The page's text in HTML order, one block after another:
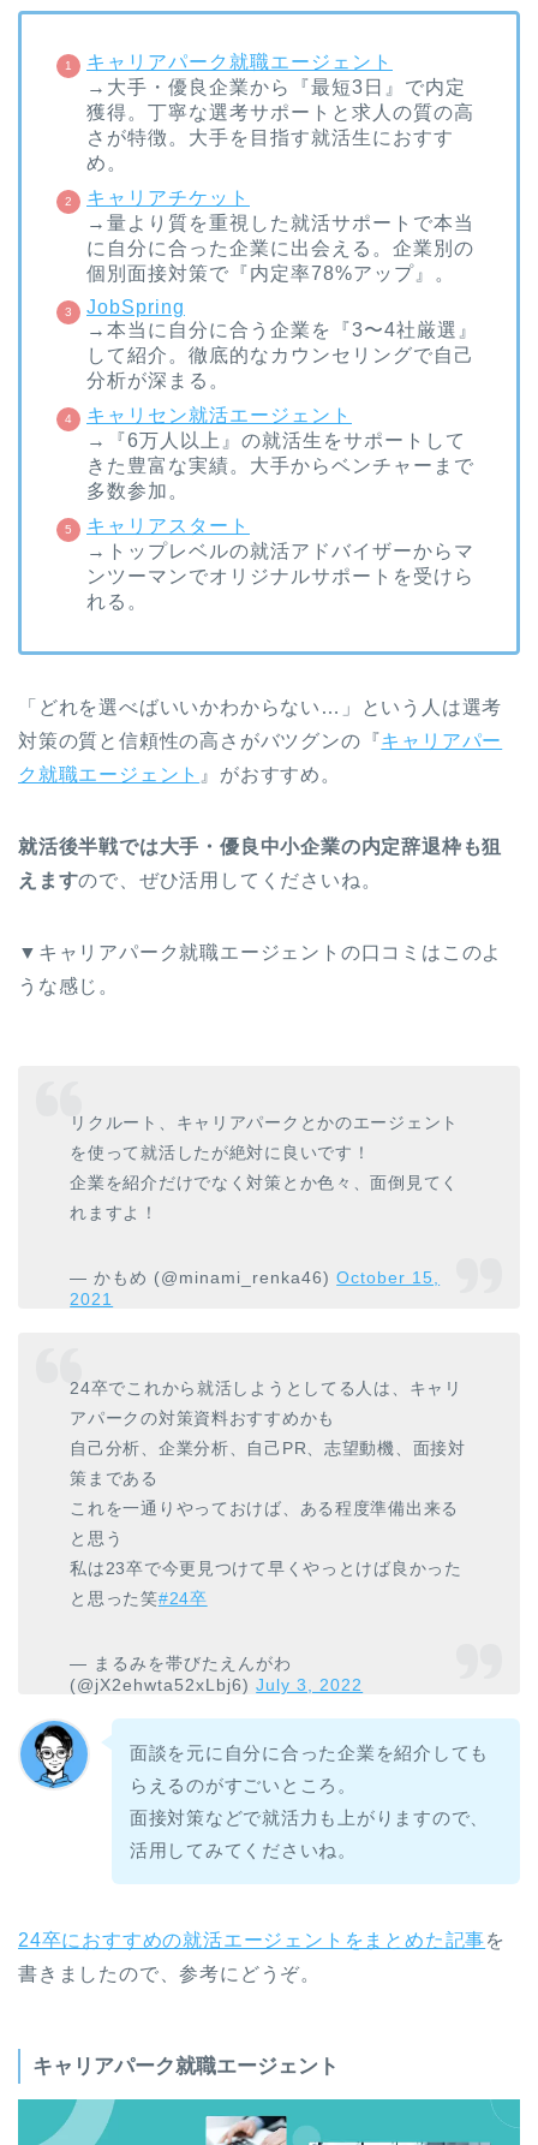
キャリアパーク就職エージェント
→大手・優良企業から『最短3日』で内定
獲得。丁寧な選考サポートと求人の質の高
さが特徴。大手を目指す就活生におすす
め。
キャリアチケット
→量より質を重視した就活サポートで本当
に自分に合った企業に出会える。企業別の
個別面接対策で『内定率78%アップ』。
JobSpring
→本当に自分に合う企業を『3〜4社厳選』
して紹介。徹底的なカウンセリングで自己
分析が深まる。
キャリセン就活エージェント
→『6万人以上』の就活生をサポートして
きた豊富な実績。大手からベンチャーまで
多数参加。
キャリアスタート
→トップレベルの就活アドバイザーからマ
ンツーマンでオリジナルサポートを受けら
れる。
「どれを選べばいいかわからない…」という人は選考
対策の質と信頼性の高さがバツグンの『キャリアパー
ク就職エージェント 』がおすすめ。
就活後半戦では大手・優良中小企業の内定辞退枠も狙
えますので、ぜひ活用してくださいね。
▼キャリアパーク就職エージェントの口コミはこのよ
うな感じ。
を使って就活したが絶対に良いです！
企業を紹介だけでなく対策とか色々、面倒見てく
れますよ！
2021
アパークの対策資料おすすめかも
自己分析、企業分析、自己PR、志望動機、面接対
策まである
これを一通りやっておけば、ある程度準備出来る
と思う
私は23卒で今更見つけて早くやっとけば良かった
と思った笑#24卒
(@jX2ehwta52xLbj6) July 3, 2022
らえるのがすごいところ。
面接対策などで就活力も上がりますので、
活用してみてくださいね。
書きましたので、参考にどうぞ。